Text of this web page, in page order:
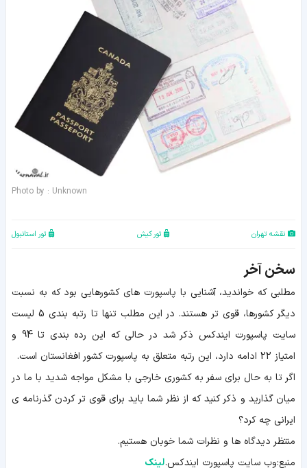
Photo by : Unknown
نقشه تهران تور کیش تور استانبول
سخن آخر
مطلبی که خواندید، آشنایی با پاسپورت های کشورهایی بود که به نسبت
دیگر کشورها، قوی تر هستند. در این مطلب تنها تا رتبه بندی 5 لیست
سایت پاسپورت ایندکس ذکر شد در حالی که این رده بندی تا 94 و
امتیاز 22 ادامه دارد، این رتبه متعلق به پاسپورت کشور افغانستان است.
اگر تا به حال برای سفر به کشوری خارجی با مشکل مواجه شدید با ما در
میان گذارید و ذکر کنید که از نظر شما باید برای قوی تر کردن گذرنامه ی
ایرانی چه کرد؟
منتظر دیدگاه ها و نظرات شما خوبان هستیم.
منبع:وب سایت پاسپورت ایندکس.لینک